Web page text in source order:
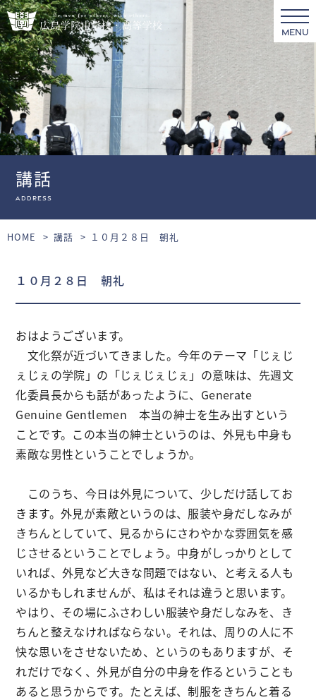
MENU
講話
Address
HOME 講話 １０月２８日 朝礼
１０月２８日 朝礼
おはようございます。
文化祭が近づいてきました。今年のテーマ「じぇじ
ぇじぇの学院」の「じぇじぇじぇ」の意味は、先週文
化委員長からも話があったように、Generate
Genuine Gentlemen 本当の紳士を生み出すという
ことです。この本当の紳士というのは、外見も中身も
素敵な男性ということでしょうか。
このうち、今日は外見について、少しだけ話してお
きます。外見が素敵というのは、服装や身だしなみが
きちんとしていて、見るからにさわやかな雰囲気を感
じさせるということでしょう。中身がしっかりとして
いれば、外見など大きな問題ではない、と考える人も
いるかもしれませんが、私はそれは違うと思います。
やはり、その場にふさわしい服装や身だしなみを、き
ちんと整えなければならない。それは、周りの人に不
快な思いをさせないため、というのもありますが、そ
れだけでなく、外見が自分の中身を作るということも
あると思うからです。たとえば、制服をきちんと着る